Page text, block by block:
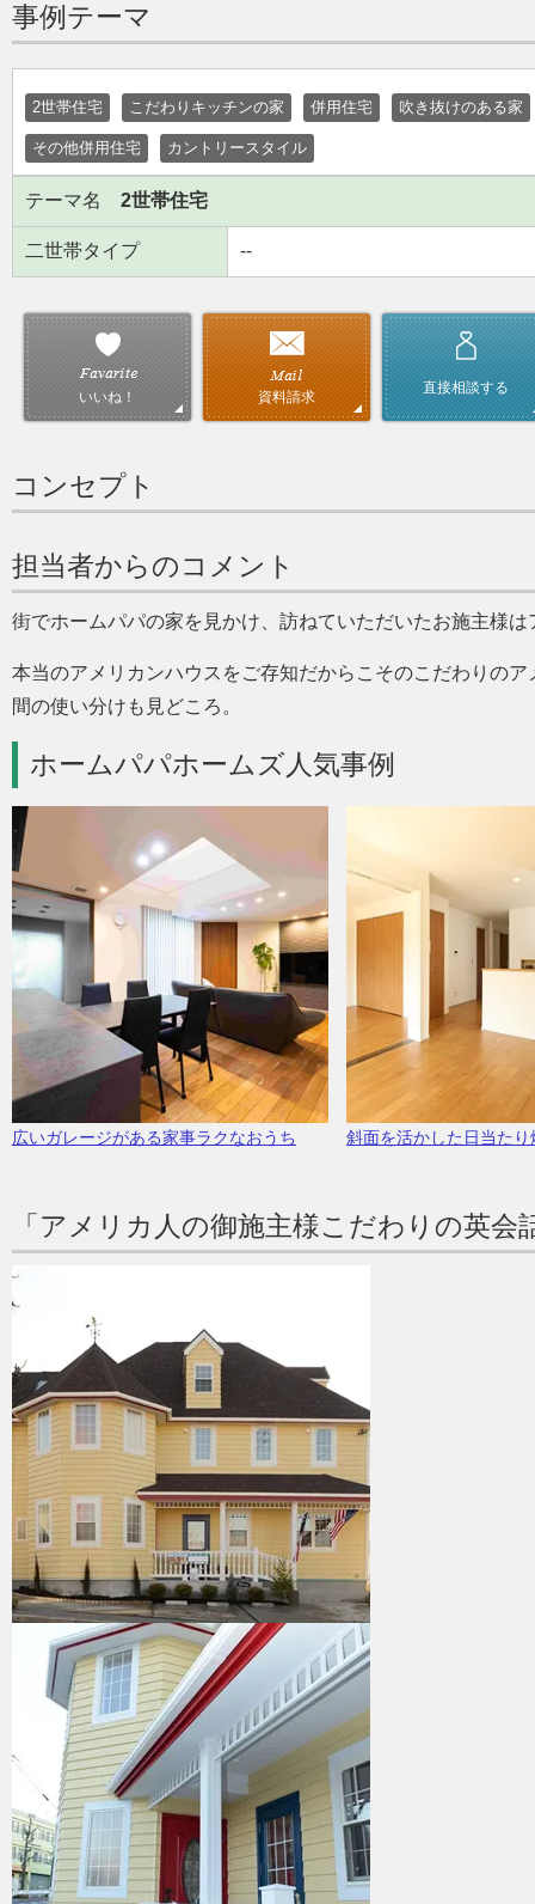
事例テーマ
2世帯住宅 こだわりキッチンの家 併用住宅 吹き抜けのある家
その他併用住宅 カントリースタイル
テーマ名 2世帯住宅
二世帯タイプ --
いいね！ 資料請求
直接相談する
コンセプト
担当者からのコメント
街でホームパパの家を見かけ、訪ねていただいたお施主様は
本当のアメリカンハウスをご存知だからこそのこだわりの
間の使い分けも見どころ。
ホームパパホームズ人気事例
広いガレージがある家事ラクなおうち 斜面を活かした日当たり
「アメリカ人の御施主様こだわりの英